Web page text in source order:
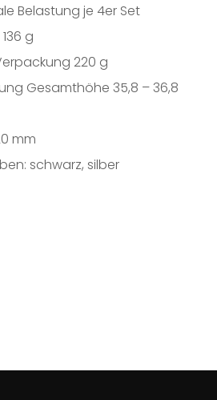
Belastung je 4er Set
g
220 g
Gesamthöhe 35,8 – 36,8
mm
schwarz, silber